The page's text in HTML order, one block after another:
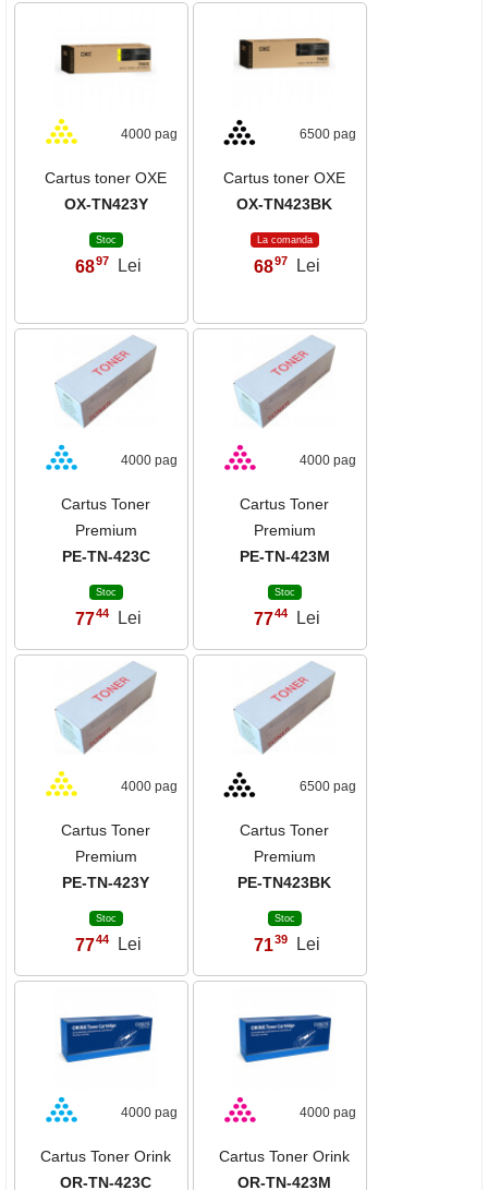
4000 pag
Cartus toner OXE
OX-TN423Y
Stoc
6897 Lei
6500 pag
Cartus toner OXE
OX-TN423BK
La comanda
6897 Lei
4000 pag
Cartus Toner
Premium
PE-TN-423C
Stoc
77,44 Lei
4000 pag
Cartus Toner
Premium
PE-TN-423M
Stoc
77,44 Lei
4000 pag
Cartus Toner
Premium
PE-TN-423Y
Stoc
77,44 Lei
6500 pag
Cartus Toner
Premium
PE-TN423BK
Stoc
7139 Lei
4000 pag
Cartus Toner Orink
OR-TN-423C
4000 pag
Cartus Toner Orink
OR-TN-423M